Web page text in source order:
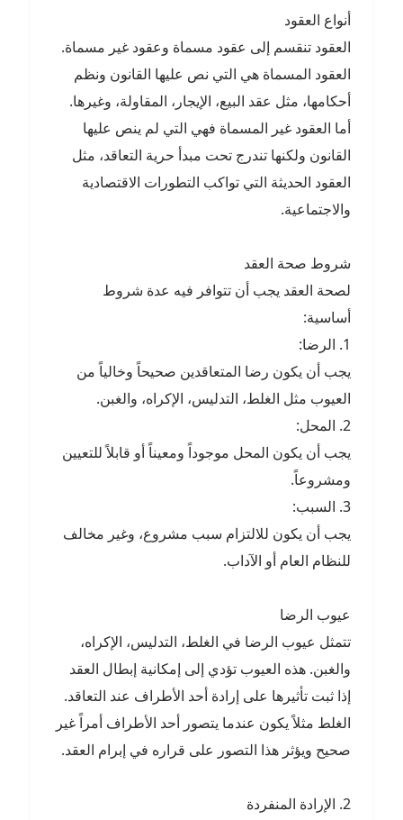
أنواع العقود
العقود تنقسم إلى عقود مسماة وعقود غير مسماة.
العقود المسماة هي التي نص عليها القانون ونظم
أحكامها، مثل عقد البيع، الإيجار، المقاولة، وغيرها.
أما العقود غير المسماة فهي التي لم ينص عليها
القانون ولكنها تندرج تحت مبدأ حرية التعاقد، مثل
العقود الحديثة التي تواكب التطورات الاقتصادية
والاجتماعية.
شروط صحة العقد
لصحة العقد يجب أن تتوافر فيه عدة شروط
أساسية:
1. الرضا:
يجب أن يكون رضا المتعاقدين صحيحاً وخالياً من
العيوب مثل الغلط، التدليس، الإكراه، والغبن.
2. المحل:
يجب أن يكون المحل موجوداً ومعيناً أو قابلاً للتعيين
ومشروعاً.
3. السبب:
يجب أن يكون للالتزام سبب مشروع، وغير مخالف
للنظام العام أو الآداب.
عيوب الرضا
تتمثل عيوب الرضا في الغلط، التدليس، الإكراه،
والغبن. هذه العيوب تؤدي إلى إمكانية إبطال العقد
إذا ثبت تأثيرها على إرادة أحد الأطراف عند التعاقد.
الغلط مثلاً يكون عندما يتصور أحد الأطراف أمراً غير
صحيح ويؤثر هذا التصور على قراره في إبرام العقد.
2. الإرادة المنفردة